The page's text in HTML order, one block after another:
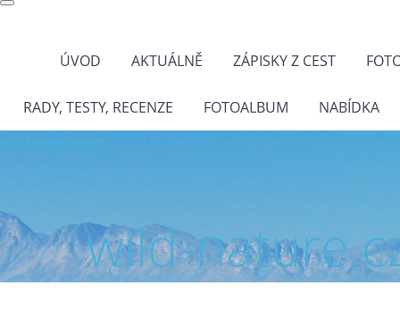
ÚVOD AKTUÁLNĚ ZÁPISKY Z CEST
RADY, TESTY, RECENZE FOTOALBUM NABÍDKA
wild-